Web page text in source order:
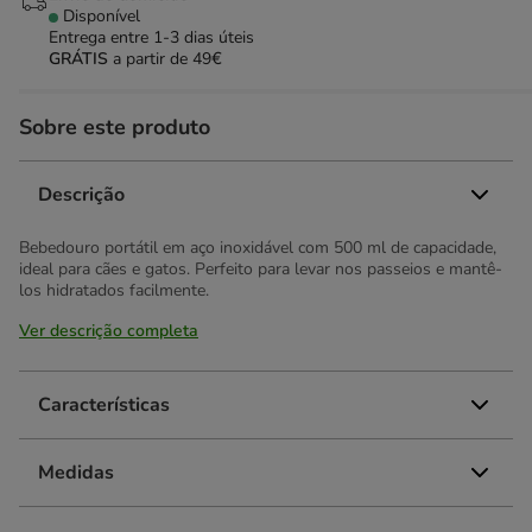
Disponível
Entrega entre 1-3 dias úteis
GRÁTIS a partir de 49€
Sobre este produto
Descrição
Bebedouro portátil em aço inoxidável com 500 ml de capacidade,
ideal para cães e gatos. Perfeito para levar nos passeios e mantê-
los hidratados facilmente.
Ver descrição completa
Características
Medidas